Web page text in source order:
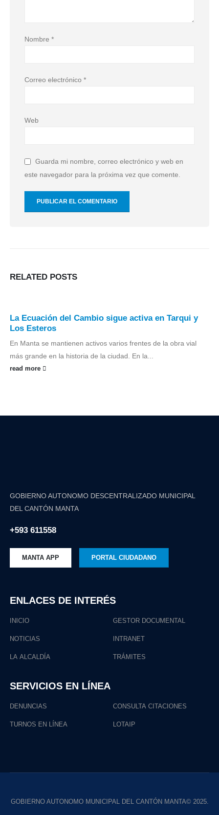
Nombre *
Correo electrónico *
Web
Guarda mi nombre, correo electrónico y web en
este navegador para la próxima vez que comente.
RELATED POSTS
La Ecuación del Cambio sigue activa en Tarqui y
Los Esteros
En Manta se mantienen activos varios frentes de la obra vial
más grande en la historia de la ciudad. En la...
read more
GOBIERNO AUTONOMO DESCENTRALIZADO MUNICIPAL
DEL CANTÓN MANTA
+593 611558
MANTA APP PORTAL CIUDADANO
ENLACES DE INTERÉS
INICIO
NOTICIAS
LA ALCALDÍA
GESTOR DOCUMENTAL
INTRANET
TRÁMITES
SERVICIOS EN LÍNEA
DENUNCIAS
TURNOS EN LÍNEA
CONSULTA CITACIONES
LOTAIP
GOBIERNO AUTONOMO MUNICIPAL DEL CANTÓN MANTA© 2025.